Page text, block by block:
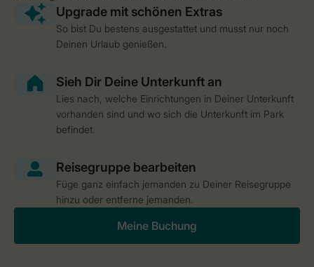
So bist Du bestens ausgestattet und musst nur noch
Deinen Urlaub genießen.
Lies nach, welche Einrichtungen in Deiner Unterkunft
vorhanden sind und wo sich die Unterkunft im Park
befindet.
Füge ganz einfach jemanden zu Deiner Reisegruppe
hinzu oder entferne jemanden.
Meine Buchung